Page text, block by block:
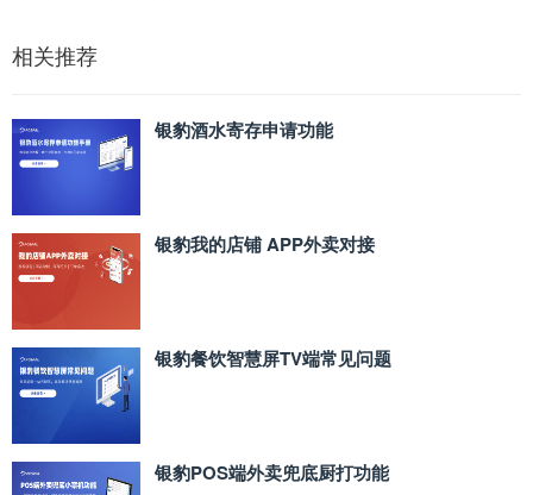
相关推荐
银豹酒水寄存申请功能
银豹我的店铺 APP外卖对接
银豹餐饮智慧屏TV端常见问题
银豹POS端外卖兜底厨打功能